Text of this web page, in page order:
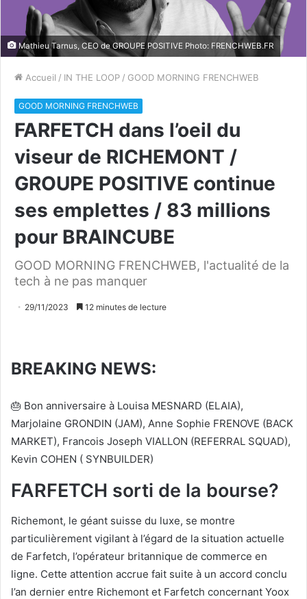
Mathieu Tarnus, CEO de GROUPE POSITIVE Photo: FRENCHWEB.FR
Accueil / IN THE LOOP / GOOD MORNING FRENCHWEB
GOOD MORNING FRENCHWEB
FARFETCH dans l’oeil du
viseur de RICHEMONT /
GROUPE POSITIVE continue
ses emplettes / 83 millions
pour BRAINCUBE
GOOD MORNING FRENCHWEB, l'actualité de la
tech à ne pas manquer
29/11/2023 12 minutes de lecture
BREAKING NEWS:
🎂 Bon anniversaire à Louisa MESNARD (ELAIA),
Marjolaine GRONDIN (JAM), Anne Sophie FRENOVE (BACK
MARKET), Francois Joseph VIALLON (REFERRAL SQUAD),
Kevin COHEN ( SYNBUILDER)
FARFETCH sorti de la bourse?
Richemont, le géant suisse du luxe, se montre
particulièrement vigilant à l’égard de la situation actuelle
de Farfetch, l’opérateur britannique de commerce en
ligne. Cette attention accrue fait suite à un accord conclu
l’an dernier entre Richemont et Farfetch concernant Yoox